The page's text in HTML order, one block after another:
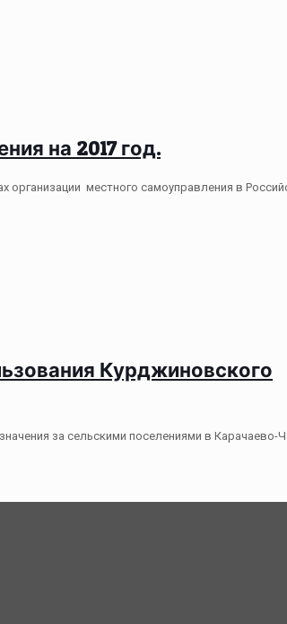
на 2017 год.
местного самоуправления в
Курджиновского
за сельскими поселениями в Карачаево-